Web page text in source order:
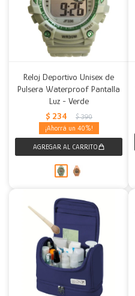
Reloj Deportivo Unisex de
Pulsera Waterproof Pantalla
Luz - Verde
$ 234 $ 390
40